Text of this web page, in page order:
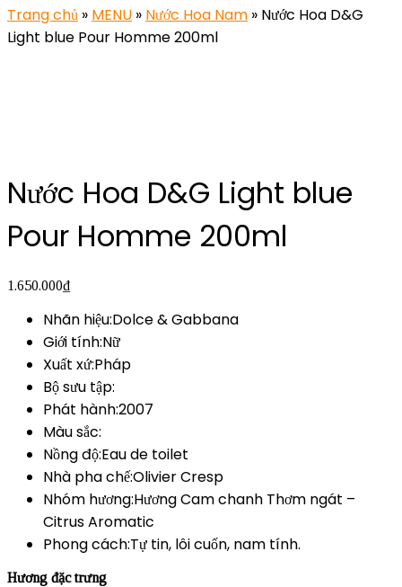
Trang chủ » MENU » Nước Hoa Nam » Nước Hoa D&G
Light blue Pour Homme 200ml
Nước Hoa D&G Light blue
Pour Homme 200ml
1.650.000₫
Nhãn hiệu:Dolce & Gabbana
Giới tính:Nữ
Xuất xứ:Pháp
Bộ sưu tập:
Phát hành:2007
Màu sắc:
Nồng độ:Eau de toilet
Nhà pha chế:Olivier Cresp
Nhóm hương:Hương Cam chanh Thơm ngát –
Citrus Aromatic
Phong cách:Tự tin, lôi cuốn, nam tính.
Hương đặc trưng